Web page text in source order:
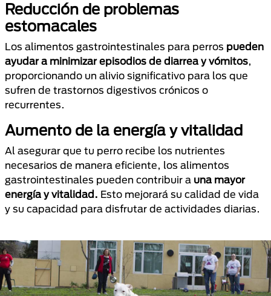
Reducción de problemas
estomacales
Los alimentos gastrointestinales para perros pueden
ayudar a minimizar episodios de diarrea y vómitos,
proporcionando un alivio significativo para los que
sufren de trastornos digestivos crónicos o
recurrentes.
Aumento de la energía y vitalidad
Al asegurar que tu perro recibe los nutrientes
necesarios de manera eficiente, los alimentos
gastrointestinales pueden contribuir a una mayor
energía y vitalidad. Esto mejorará su calidad de vida
y su capacidad para disfrutar de actividades diarias.